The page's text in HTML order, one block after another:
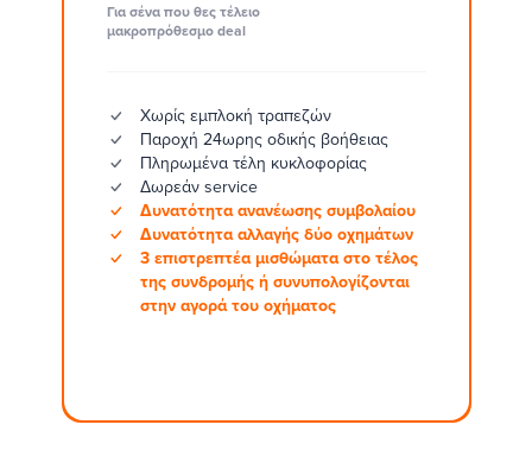
Για σένα που θες τέλειο
μακροπρόθεσμο deal
Χωρίς εμπλοκή τραπεζών
Παροχή 24ωρης οδικής βοήθειας
Πληρωμένα τέλη κυκλοφορίας
Δωρεάν service
Δυνατότητα ανανέωσης συμβολαίου
Δυνατότητα αλλαγής δύο οχημάτων
3 επιστρεπτέα μισθώματα στο τέλος
της συνδρομής ή συνυπολογίζονται
στην αγορά του οχήματος